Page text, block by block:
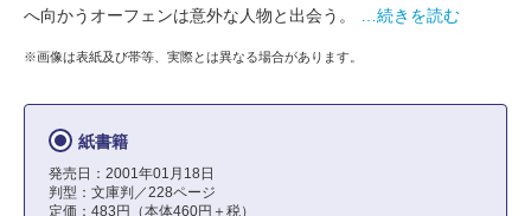
へ向かうオーフェンは意外な人物と出会う。
…続きを読む
※画像は表紙及び帯等、実際とは異なる場合があります。
紙書籍
発売日：2001年01月18日
判型：文庫判／228ページ
定価：483円（本体460円＋税）